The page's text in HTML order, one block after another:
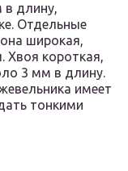
в длину,
Отдельные
широкая,
Хвоя короткая,
3 мм в длину.
имеет
тонкими